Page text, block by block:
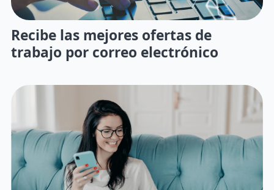
Recibe las mejores ofertas de
trabajo por correo electrónico